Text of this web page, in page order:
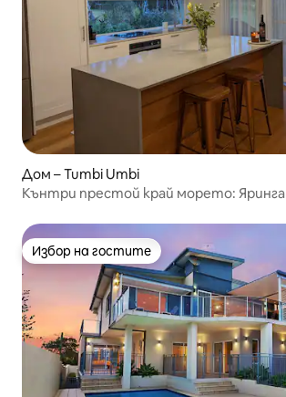
Дом – Tumbi Umbi
Кънтри престой край морето: Яринга
Избор на гостите
Избор на гостите